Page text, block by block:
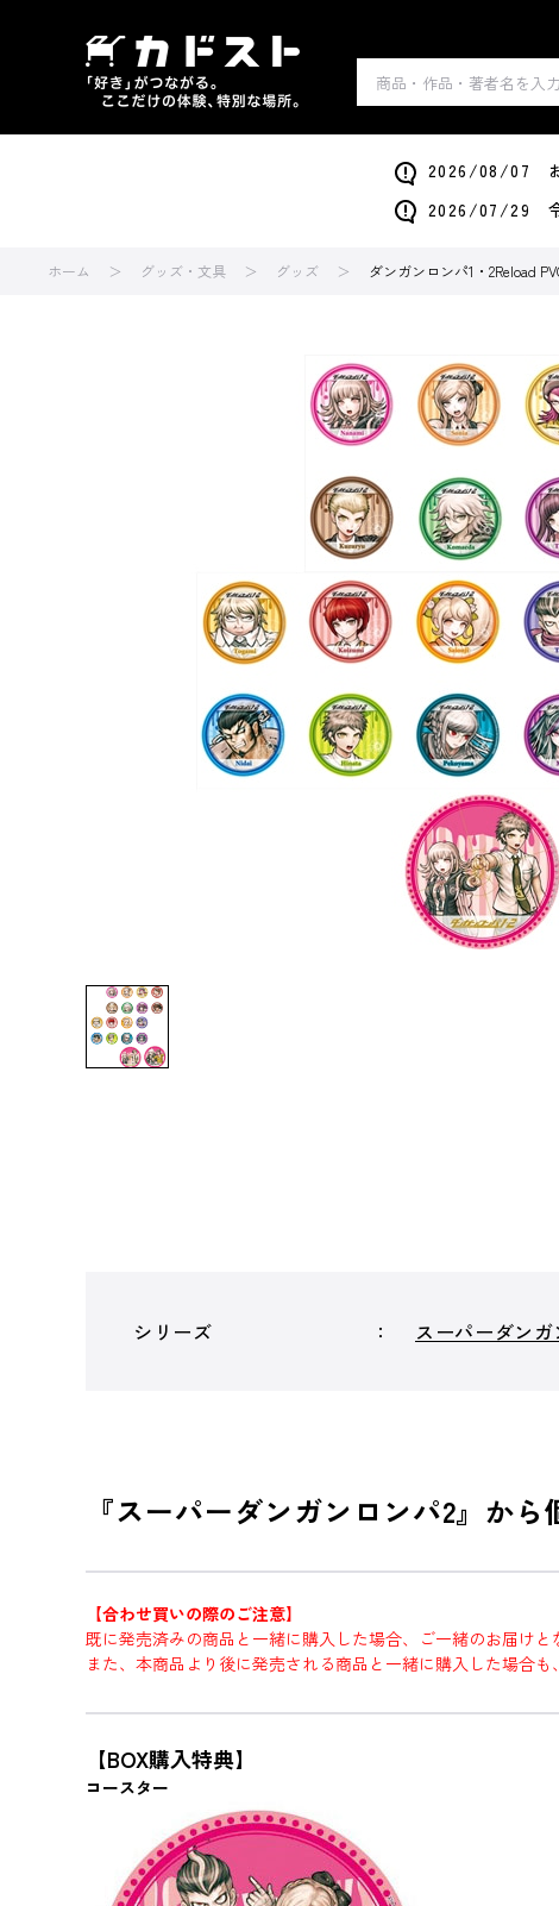
2026/08/07 お
2026/07/29 令
ホーム グッズ・文具 グッズ ダンガンロンパ1・2Reload
シリーズ スーパーダンガ
『スーパーダンガンロンパ2』か
【合わせ買いの際のご注意】
既に発売済みの商品と一緒に購入した場合、ご一緒のお届けと
また、本商品より後に発売される商品と一緒に購入した場合
【BOX購入特典】
コースター